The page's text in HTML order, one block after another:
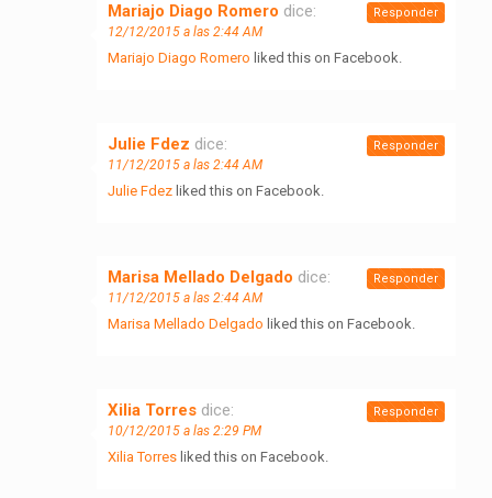
Mariajo Diago Romero dice:
12/12/2015 a las 2:44 AM
Mariajo Diago Romero liked this on Facebook.
Responder
Julie Fdez dice:
11/12/2015 a las 2:44 AM
Julie Fdez liked this on Facebook.
Responder
Marisa Mellado Delgado dice:
11/12/2015 a las 2:44 AM
Marisa Mellado Delgado liked this on Facebook.
Responder
Xilia Torres dice:
10/12/2015 a las 2:29 PM
Xilia Torres liked this on Facebook.
Responder